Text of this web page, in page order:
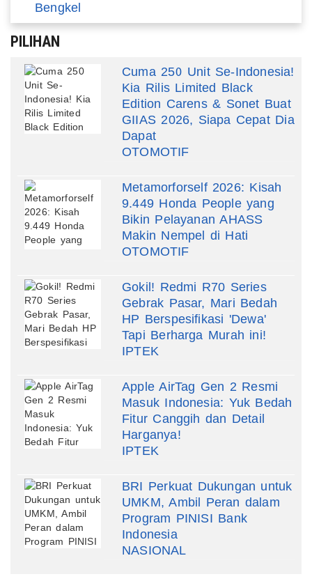
Bengkel
PILIHAN
Cuma 250 Unit Se-Indonesia!
Kia Rilis Limited Black
Edition Carens & Sonet Buat
GIIAS 2026, Siapa Cepat Dia
Dapat
OTOMOTIF
Metamorforself 2026: Kisah
9.449 Honda People yang
Bikin Pelayanan AHASS
Makin Nempel di Hati
OTOMOTIF
Gokil! Redmi R70 Series
Gebrak Pasar, Mari Bedah
HP Berspesifikasi 'Dewa'
Tapi Berharga Murah ini!
IPTEK
Apple AirTag Gen 2 Resmi
Masuk Indonesia: Yuk Bedah
Fitur Canggih dan Detail
Harganya!
IPTEK
BRI Perkuat Dukungan untuk
UMKM, Ambil Peran dalam
Program PINISI Bank
Indonesia
NASIONAL